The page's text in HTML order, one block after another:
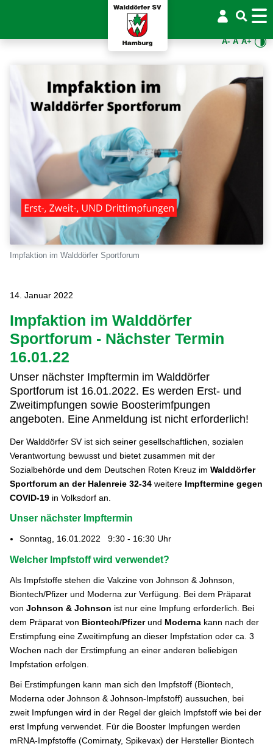
A- A A+
Impfaktion im Walddörfer Sportforum
14. Januar 2022
Impfaktion im Walddörfer
Sportforum - Nächster Termin
16.01.22
Unser nächster Impftermin im Walddörfer
Sportforum ist 16.01.2022. Es werden Erst- und
Zweitimpfungen sowie Boosterimfpungen
angeboten. Eine Anmeldung ist nicht erforderlich!
Der Walddörfer SV ist sich seiner gesellschaftlichen, sozialen
Verantwortung bewusst und bietet zusammen mit der
Sozialbehörde und dem Deutschen Roten Kreuz im Walddörfer
Sportforum an der Halenreie 32-34 weitere Impftermine gegen
COVID-19 in Volksdorf an.
Unser nächster Impftermin
Sonntag, 16.01.2022 9:30 - 16:30 Uhr
Welcher Impfstoff wird verwendet?
Als Impfstoffe stehen die Vakzine von Johnson & Johnson,
Biontech/Pfizer und Moderna zur Verfügung. Bei dem Präparat
von Johnson & Johnson ist nur eine Impfung erforderlich. Bei
dem Präparat von Biontech/Pfizerund Moderna kann nach der
Erstimpfung eine Zweitimpfung an dieser Impfstation oder ca. 3
Wochen nach der Erstimpfung an einer anderen beliebigen
Impfstation erfolgen.
Bei Erstimpfungen kann man sich den Impfstoff (Biontech,
Moderna oder Johnson & Johnson-Impfstoff) aussuchen, bei
zweit Impfungen wird in der Regel der gleich Impfstoff wie bei der
erst Impfung verwendet. Für die Booster Impfungen werden
mRNA-Impfstoffe (Comirnaty, Spikevax) der Hersteller Biontech